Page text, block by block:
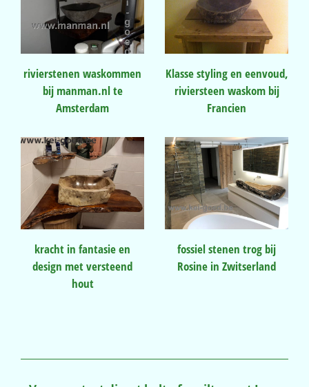
rivierstenen waskommen
bij manman.nl te
Amsterdam
Klasse styling en eenvoud,
riviersteen waskom bij
Francien
kracht in fantasie en
design met versteend
hout
fossiel stenen trog bij
Rosine in Zwitserland